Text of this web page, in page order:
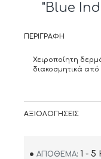
"Blue
ΠΕΡΙΓΡΑΦΉ
Χειροποίητη
διακοσμητικά
ΑΞΙΟΛΟΓΉΣΕΙΣ
ΑΠΌΘΕΜΑ: 1 - 5